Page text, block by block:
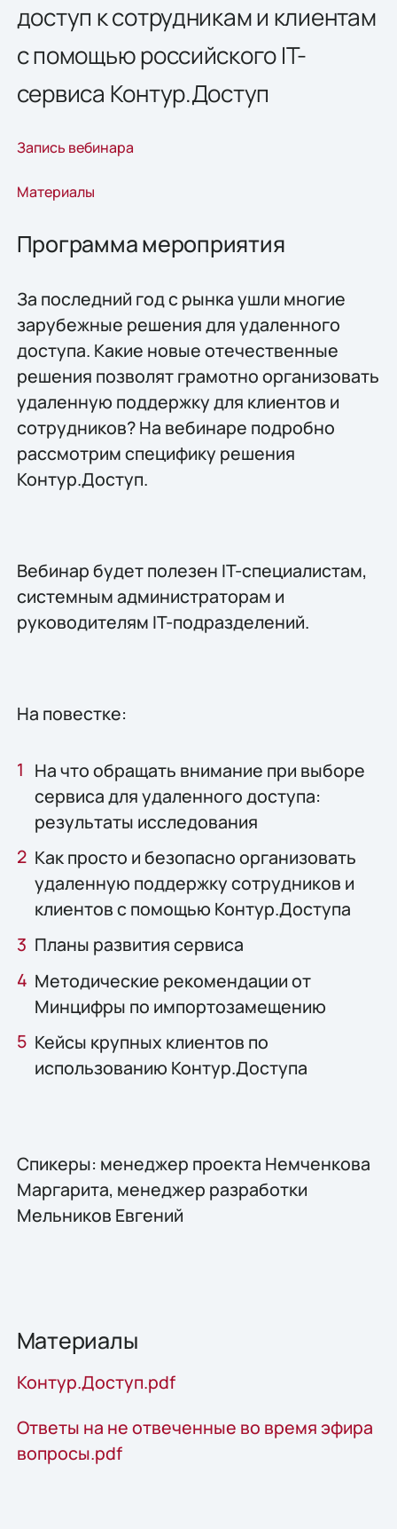
доступ к сотрудникам и клиентам
с помощью российского IT-
сервиса Контур.Доступ
Запись вебинара
Материалы
Программа мероприятия
За последний год с рынка ушли многие
зарубежные решения для удаленного
доступа. Какие новые отечественные
решения позволят грамотно организовать
удаленную поддержку для клиентов и
сотрудников? На вебинаре подробно
рассмотрим специфику решения
Контур.Доступ.
Вебинар будет полезен IT-специалистам,
системным администраторам и
руководителям IT-подразделений.
На повестке:
На что обращать внимание при выборе
сервиса для удаленного доступа:
результаты исследования
Как просто и безопасно организовать
удаленную поддержку сотрудников и
клиентов с помощью Контур.Доступа
Планы развития сервиса
Методические рекомендации от
Минцифры по импортозамещению
Кейсы крупных клиентов по
использованию Контур.Доступа
Спикеры: менеджер проекта Немченкова
Маргарита, менеджер разработки
Мельников Евгений
Материалы
Контур.Доступ.pdf
Ответы на не отвеченные во время эфира
вопросы.pdf